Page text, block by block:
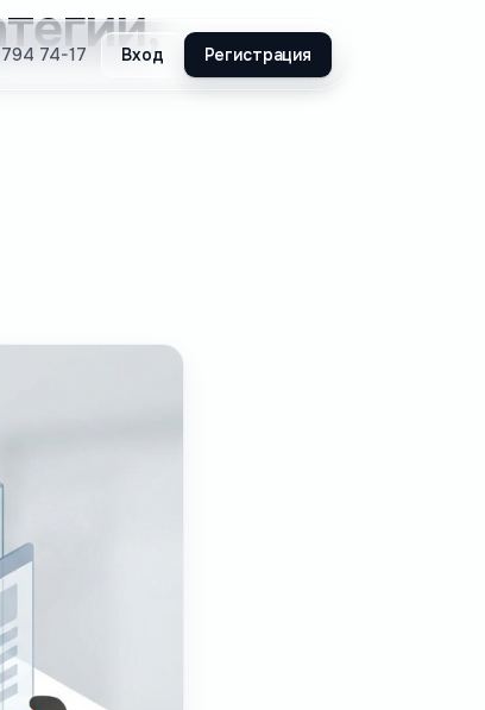
794 74-17 Вход Регистрация